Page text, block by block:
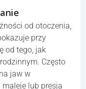
od otoczenia,
przy
od tego, jak
Często
jaw w
maleje lub presja